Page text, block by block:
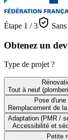
Étape 1 /3
Obtenez un
Type de projet ?
Tout à neuf
Pose
Remplacement de
Adaptation (PMR /
Accessibilité et
Petite